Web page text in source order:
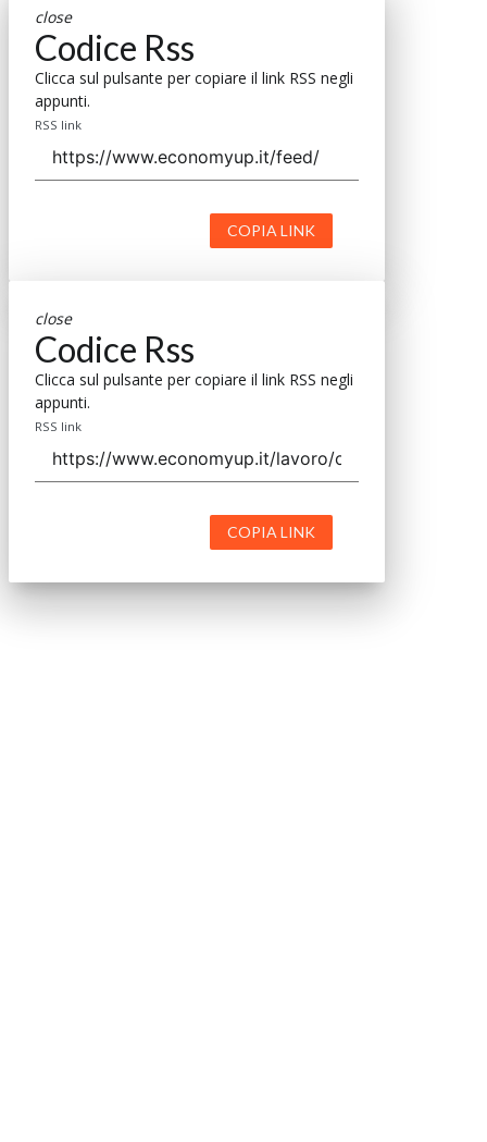
close
Codice Rss
Clicca sul pulsante per copiare il link RSS negli
appunti.
RSS link
COPIA LINK
close
Codice Rss
Clicca sul pulsante per copiare il link RSS negli
appunti.
RSS link
COPIA LINK